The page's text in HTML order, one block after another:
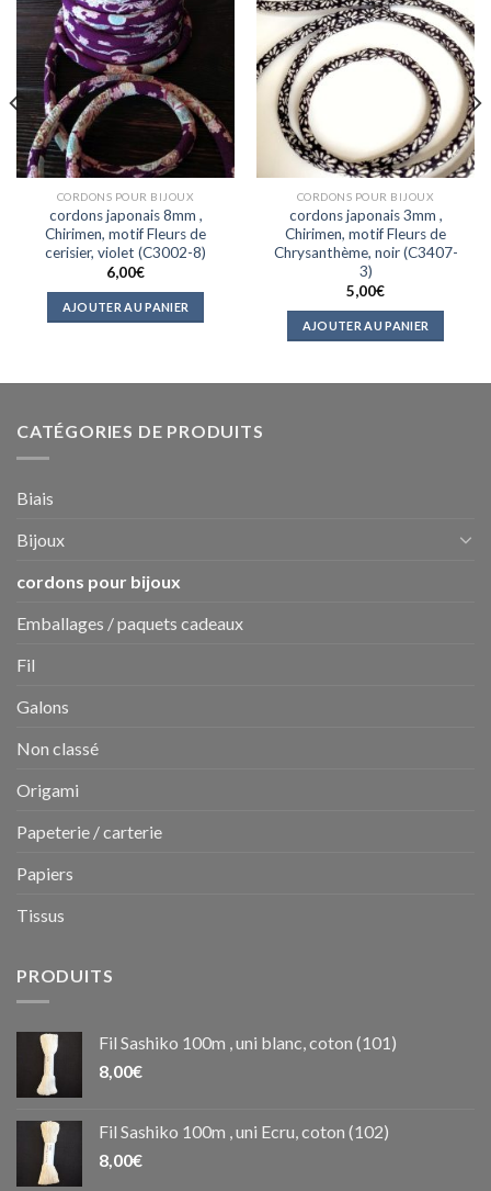
CORDONS POUR BIJOUX
cordons japonais 8mm ,
Chirimen, motif Fleurs de
cerisier, violet (C3002-8)
6,00€
AJOUTER AU PANIER
CORDONS POUR BIJOUX
cordons japonais 3mm ,
Chirimen, motif Fleurs de
Chrysanthème, noir (C3407-
3)
5,00€
AJOUTER AU PANIER
CATÉGORIES DE PRODUITS
Biais
Bijoux
cordons pour bijoux
Emballages / paquets cadeaux
Fil
Galons
Non classé
Origami
Papeterie / carterie
Papiers
Tissus
PRODUITS
Fil Sashiko 100m , uni blanc, coton (101)
8,00€
Fil Sashiko 100m , uni Ecru, coton (102)
8,00€